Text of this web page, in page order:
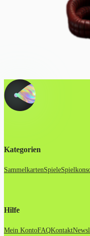
Kategorien
SammelkartenSpiele
Hilfe
Mein KontoFAQKontakt